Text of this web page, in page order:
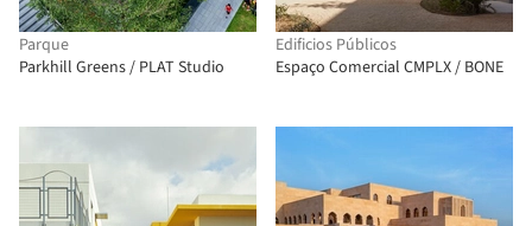
Parque
Parkhill Greens / PLAT Studio
Edificios Públicos
Espaço Comercial CMPLX / BONE